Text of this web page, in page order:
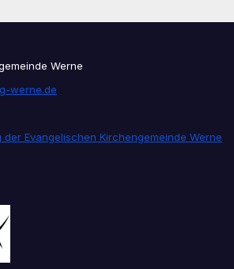
Werne
werne.de
Evangelischen Kirchengemeinde Werne